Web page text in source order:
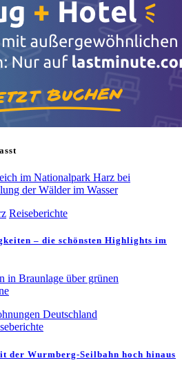
Reiseberichte
– die schönsten Highlights im
Deutschland
der Wurmberg-Seilbahn hoch hinaus